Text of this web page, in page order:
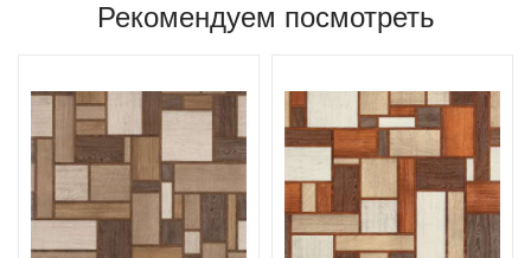
Рекомендуем посмотреть